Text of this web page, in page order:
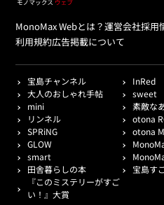
MonoMax Webとは？運営会社採用
利用規約広告掲載について
宝島チャンネル
InRed
大人のおしゃれ手帖
sweet
mini
素敵な
リンネル
otona
SPRiNG
otona
GLOW
smart
田舎暮らしの本
宝島す
『このミステリーがすご
い！』大賞